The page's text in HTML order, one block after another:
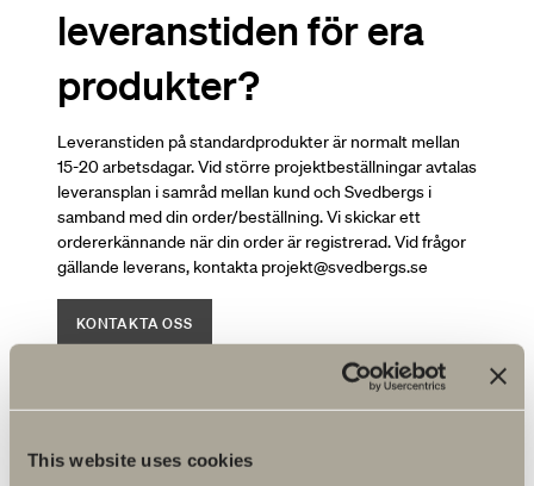
This website uses cookies
leveranstiden för era
produkter?
Leveranstiden på standardprodukter är normalt mellan
15-20 arbetsdagar. Vid större projektbeställningar avtalas
leveransplan i samråd mellan kund och Svedbergs i
samband med din order/beställning. Vi skickar ett
ordererkännande när din order är registrerad. Vid frågor
gällande leverans, kontakta projekt@svedbergs.se
KONTAKTA OSS
Du kanske är intresserad av
Hur kommer jag i kontakt med Svedbergs Pro?